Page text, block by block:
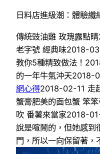
日料店進級潮：體驗纖
傳統豉油雞 玫瑰露點
老字號 經典味2018-
教你5種精致做法！
的一年牛氣沖天2018-
網心得2018-02-11 走
蟹膏肥美的面包蟹 笨
吹 番薯來當家2018-
說是喧鬧的，但她感到
門，所以一向保留著，